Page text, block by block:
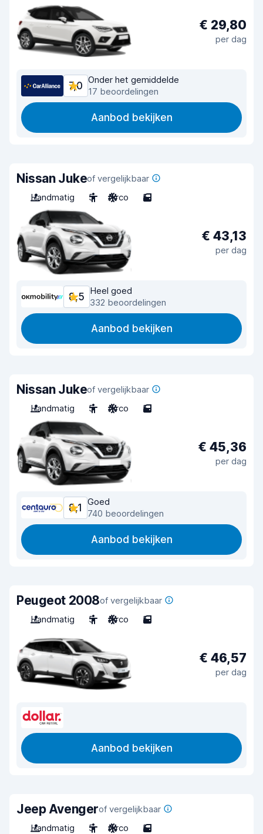
€ 29,80
per dag
7,0
Onder het gemiddelde
17 beoordelingen
Aanbod bekijken
Nissan Jukeof vergelijkbaar
Handmatig
5 Airco 5
€ 43,13
per dag
8,5
Heel goed
332 beoordelingen
Aanbod bekijken
Nissan Jukeof vergelijkbaar
Handmatig
5 Airco 5
€ 45,36
per dag
8,1
Goed
740 beoordelingen
Aanbod bekijken
Peugeot 2008of vergelijkbaar
Handmatig
5 Airco 5
€ 46,57
per dag
Aanbod bekijken
Jeep Avengerof vergelijkbaar
Handmatig
5 Airco 5